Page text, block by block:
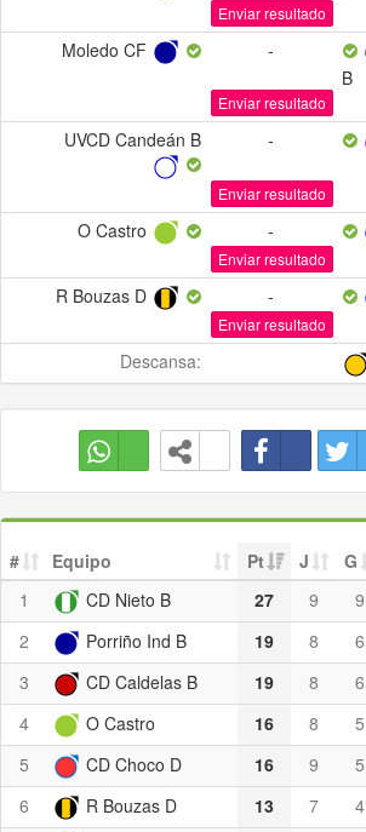
Enviar resultado
Moledo CF -
B
Enviar resultado
UVCD Candeán B -
Enviar resultado
O Castro -
Enviar resultado
R Bouzas D -
Enviar resultado
Descansa:
# Equipo Pt J G
1
CD Nieto B 27 9 9
2
Porriño Ind B 19 8 6
3
CD Caldelas B 19 8 6
4
O Castro 16 8 5
5
CD Choco D 16 9 5
6
R Bouzas D 13 7 4